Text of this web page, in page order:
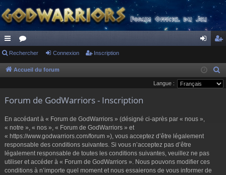
ac
co
ci
or
u
s
ne cri
pti
Rechercher Connexion Inscription
Accueil du forum
e
Langue :
Forum de GodWarriors - Inscription
En accédant à « Forum de GodWarriors » (désigné ci-après par « nous »,
« notre », « nos », « Forum de GodWarriors » et
« https://www.godwarriors.com/forum »), vous acceptez d’être légalement
responsable des conditions suivantes. Si vous n’acceptez pas d’être
légalement responsable de toutes les conditions suivantes, veuillez ne pas
utiliser et accéder à « Forum de GodWarriors ». Nous pouvons modifier ces
conditions à n’importe quel moment et nous essaierons de vous informer de